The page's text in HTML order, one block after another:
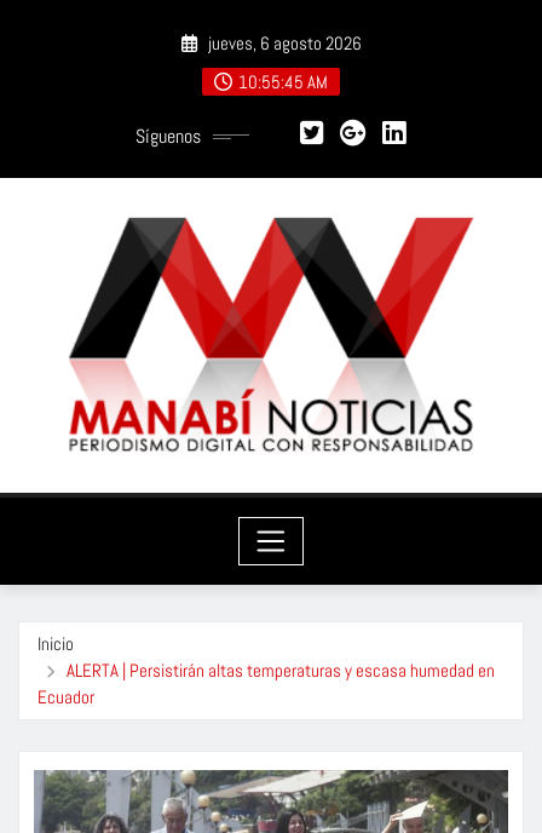
jueves, 6 agosto 2026
10:55:46 AM
Síguenos
Inicio
ALERTA | Persistirán altas temperaturas y escasa humedad en
Ecuador